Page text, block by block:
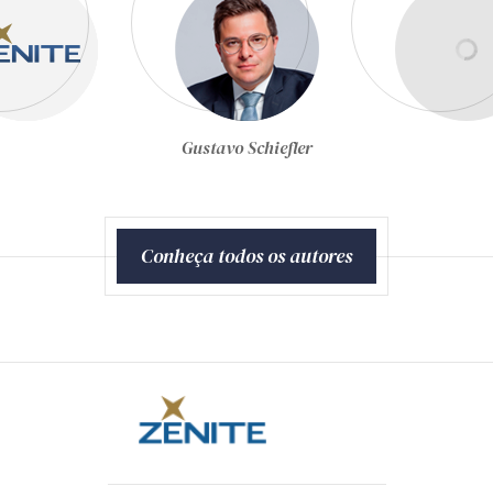
Joel de Menezes Niebuhr
Conheça todos os autores